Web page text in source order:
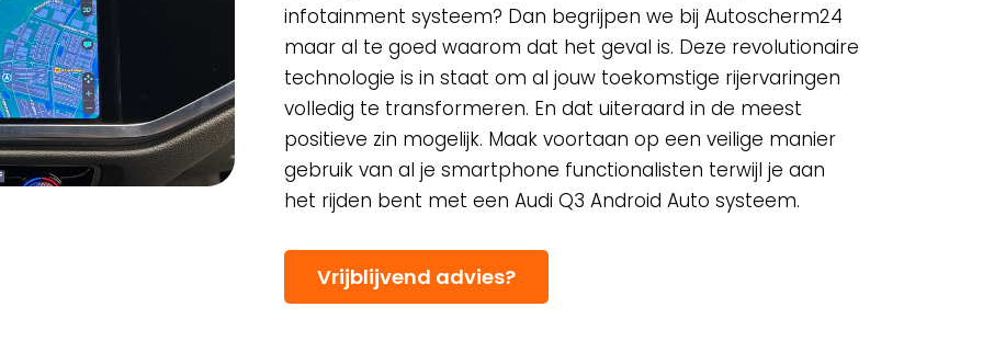
infotainment systeem? Dan begrijpen we bij Autoscherm24
maar al te goed waarom dat het geval is. Deze revolutionaire
technologie is in staat om al jouw toekomstige rijervaringen
volledig te transformeren. En dat uiteraard in de meest
positieve zin mogelijk. Maak voortaan op een veilige manier
gebruik van al je smartphone functionalisten terwijl je aan
het rijden bent met een Audi Q3 Android Auto systeem.
Vrijblijvend advies?